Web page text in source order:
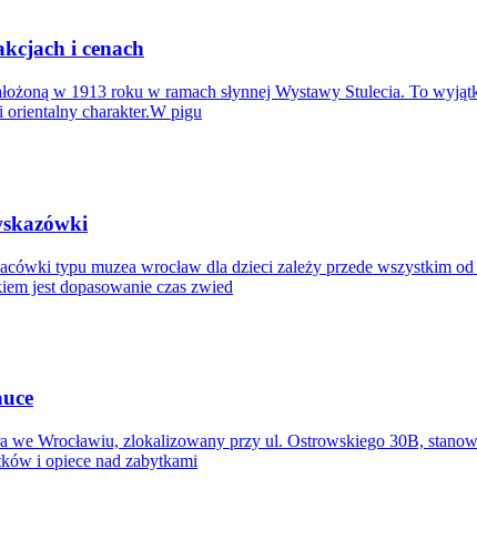
i cenach
w 1913 roku w ramach słynnej Wystawy Stulecia. To
charakter.W pigu
typu muzea wrocław dla dzieci zależy przede wszystkim
jest dopasowanie czas zwied
we Wrocławiu, zlokalizowany przy ul. Ostrowskiego 30B,
i opiece nad zabytkami